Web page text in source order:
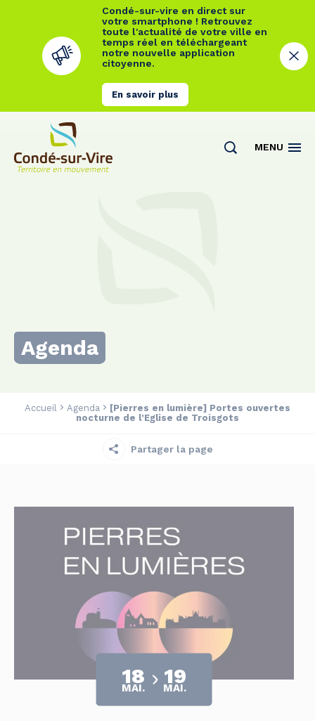
Condé-sur-vire en direct sur
votre smartphone ! Retrouvez
toute l'actualité de votre ville en
temps réel en téléchargeant
notre nouvelle application
citoyenne.
En savoir plus
MENU
Agenda
Accueil Agenda
[Pierres en lumière] Portes ouvertes
nocturne de l’Eglise de Troisgots
Partager la page
18
MAI. 19
MAI.
Cookies management panel